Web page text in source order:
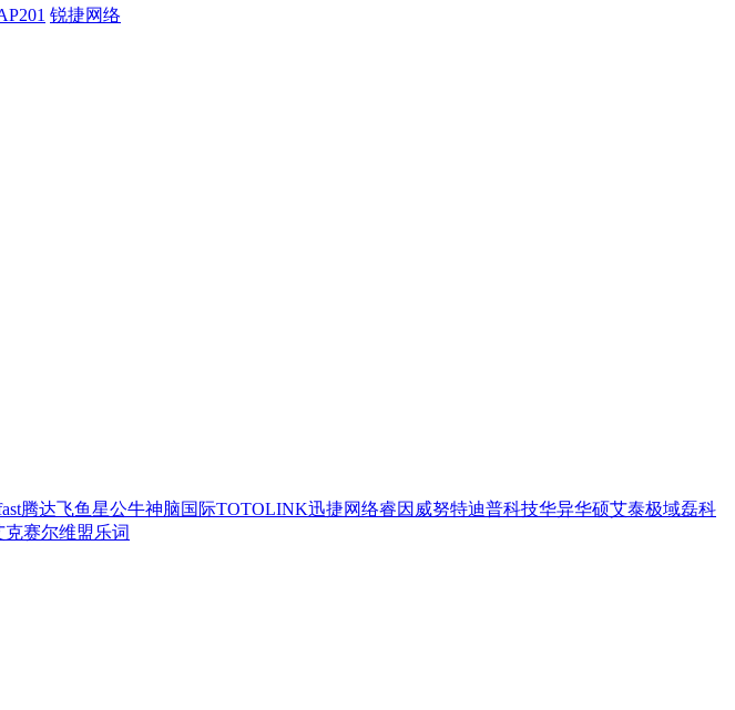
锐捷网络
腾达飞鱼星公牛神脑国际TOTOLINK迅捷网络睿因 威努特迪普科技华异华硕艾泰极域磊科
克赛尔维盟乐词